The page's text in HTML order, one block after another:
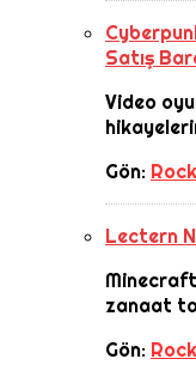
Satış
Video
Gön:
Lectern
zanaat
Gön: